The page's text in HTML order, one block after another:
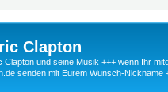
Clapton
und seine Musik +++ wenn Ihr
senden mit Eurem Wunsch-Nickname